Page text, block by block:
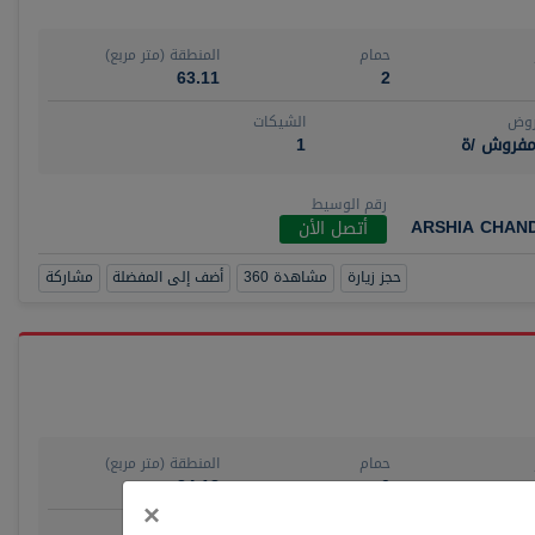
حمام
2
المنطقة (متر مربع)
63.11
/ة
الشيكات
1
ARSHIA
رقم الوسيط
أتصل الأن
حجز زيارة مشاهدة 360 أضف إلى المفضلة مشاركة
حمام
0
المنطقة (متر مربع)
84.18
×